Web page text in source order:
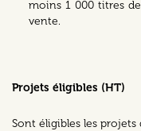
moins 1 000 titres
vente.
Projets éligibles (HT)
Sont éligibles les